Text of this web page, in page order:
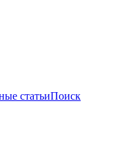
статьиПоиск